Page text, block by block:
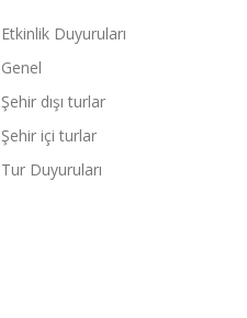
Etkinlik Duyuruları
Genel
Şehir dışı turlar
Şehir içi turlar
Tur Duyuruları